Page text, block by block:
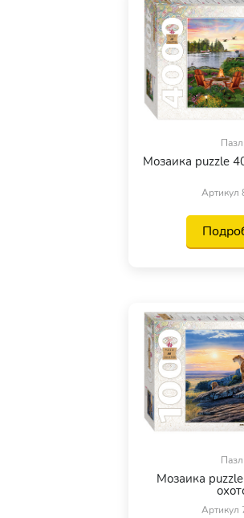
Мозаика puzzle
Артикул
Мозаика
Артикул